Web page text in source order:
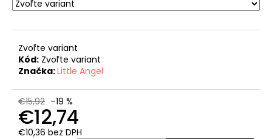
Zvoľte variant
Kód: Zvoľte variant
Značka:Little Angel
€15,92 –19 %
€12,74
€10,36 bez DPH